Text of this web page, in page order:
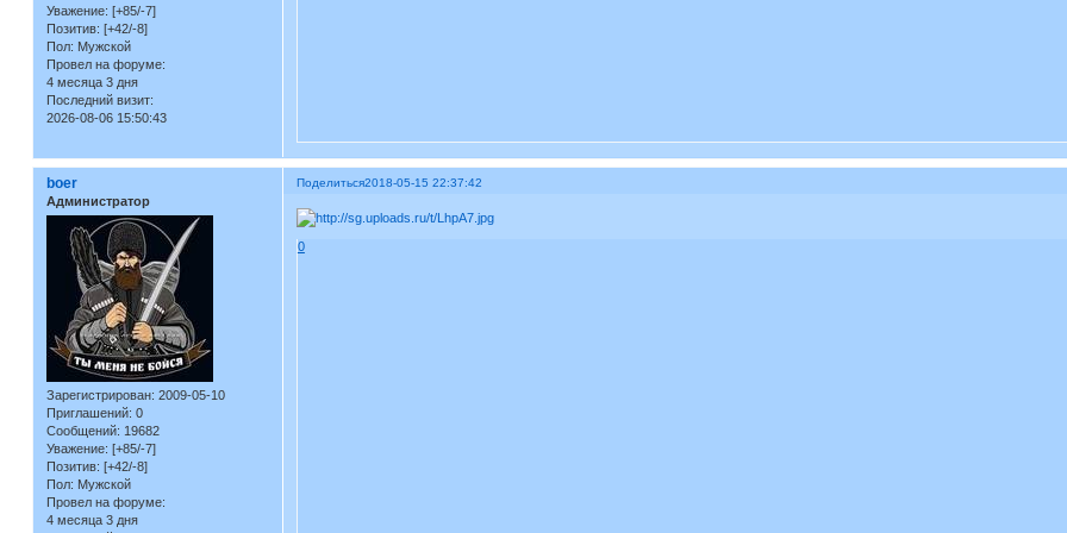
Уважение: [+85/-7]
Позитив: [+42/-8]
Пол: Мужской
Провел на форуме:
4 месяца 3 дня
Последний визит:
2026-08-06 15:50:43
Поделиться2018-05-15 22:37:42
boer
Администратор
Зарегистрирован: 2009-05-10
Приглашений: 0
Сообщений: 19682
Уважение: [+85/-7]
Позитив: [+42/-8]
Пол: Мужской
Провел на форуме:
4 месяца 3 дня
0